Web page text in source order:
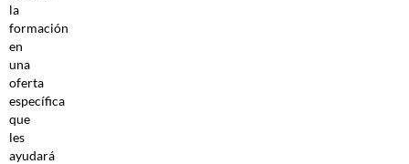
la
formación
en
una
oferta
específica
que
les
ayudará